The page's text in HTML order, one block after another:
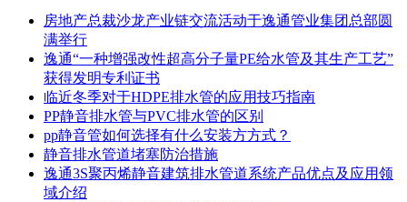
房地产总裁沙龙产业链交流活动于逸通管业集团总部圆
满举行
逸通“一种增强改性超高分子量PE给水管及其生产工艺”
获得发明专利证书
临近冬季对于HDPE排水管的应用技巧指南
PP静音排水管与PVC排水管的区别
pp静音管如何选择有什么安装方方式？
静音排水管道堵塞防治措施
逸通3S聚丙烯静音建筑排水管道系统产品优点及应用领
域介绍